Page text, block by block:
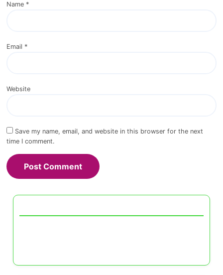
Name *
Email *
Website
Save my name, email, and website in this browser for the next
time I comment.